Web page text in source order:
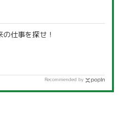
の仕事を探せ！
Recommended by